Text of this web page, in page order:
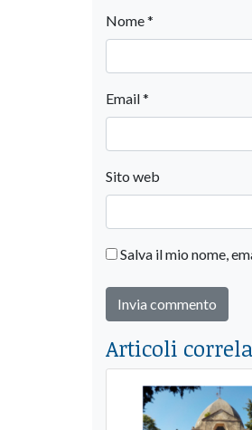
Nome*
Email*
Sito web
Salva il mio nome,
Articoli